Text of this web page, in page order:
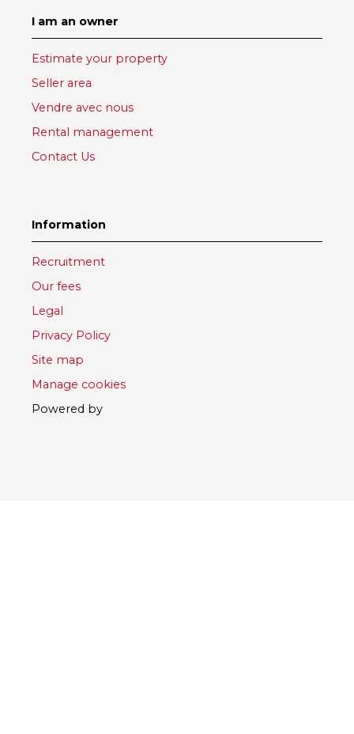
I am an owner
Estimate your property
Seller area
Vendre avec nous
Rental management
Contact Us
Information
Recruitment
Our fees
Legal
Privacy Policy
Site map
Manage cookies
Powered by